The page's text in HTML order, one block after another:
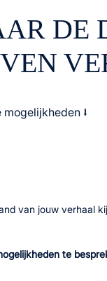
DE
mogelijkheden ⭣
van jouw
te